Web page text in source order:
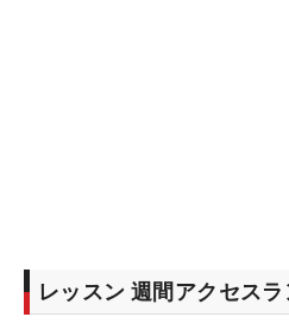
レッスン 週間アクセス